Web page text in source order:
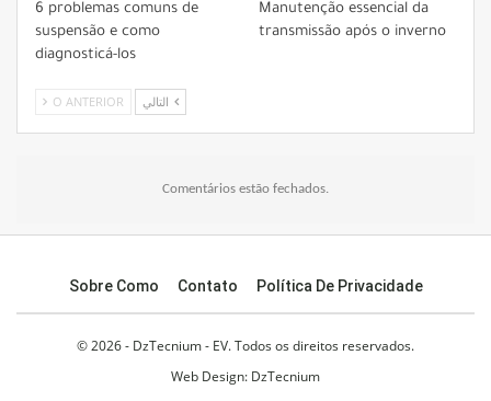
6 problemas comuns de
suspensão e como
diagnosticá-los
Manutenção essencial da
transmissão após o inverno
O ANTERIOR
Comentários estão fechados.
Sobre Como Contato Política De Privacidade
© 2026 - DzTecnium - EV. Todos os direitos reservados.
Web Design: DzTecnium